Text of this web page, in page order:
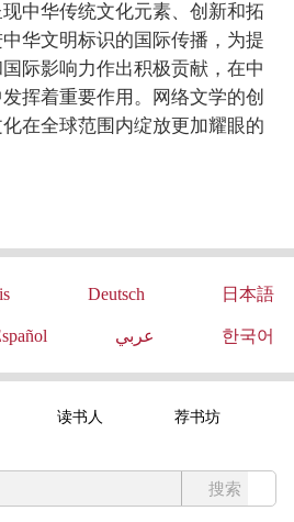
中华传统文化元素、创新和拓
华文明标识的国际传播，为提
际影响力作出积极贡献，在中
挥着重要作用。网络文学的创
在全球范围内绽放更加耀眼的
Deutsch 日本語
عربي 한국어
读书人 荐书坊